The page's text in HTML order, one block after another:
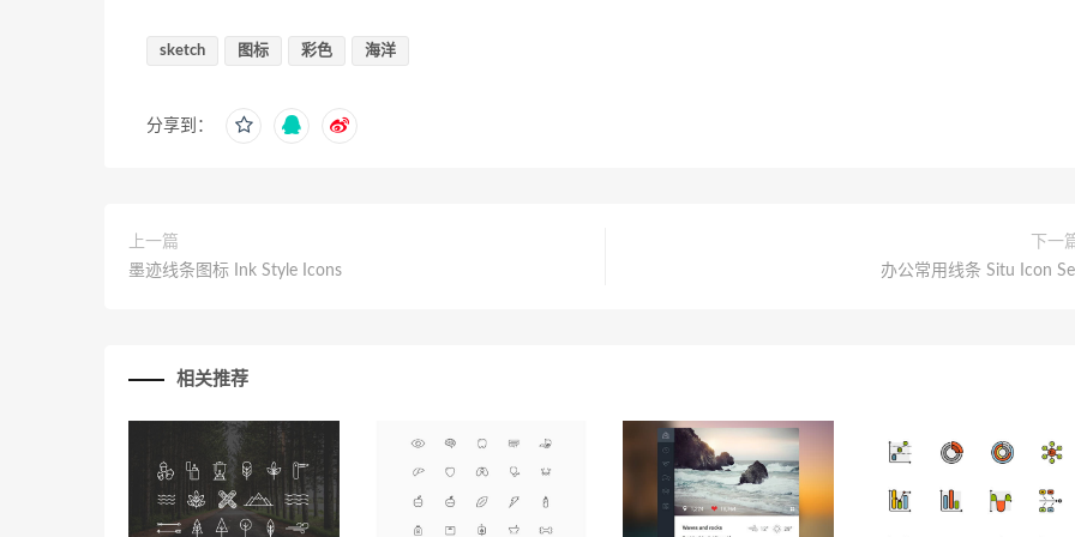
sketch 图标 彩色 海洋
分享到：
上一篇
墨迹线条图标 Ink Style Icons
下一
办公常用线条 Situ Icon
相关推荐